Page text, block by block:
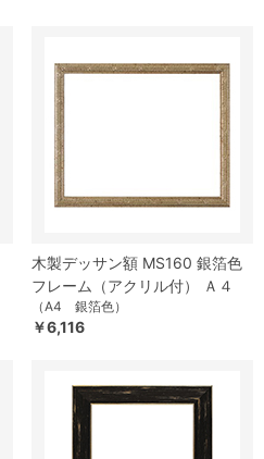
木製デッサン額 MS160 銀箔色
フレーム（アクリル付） Ａ４
（A4 銀箔色）
￥6,116